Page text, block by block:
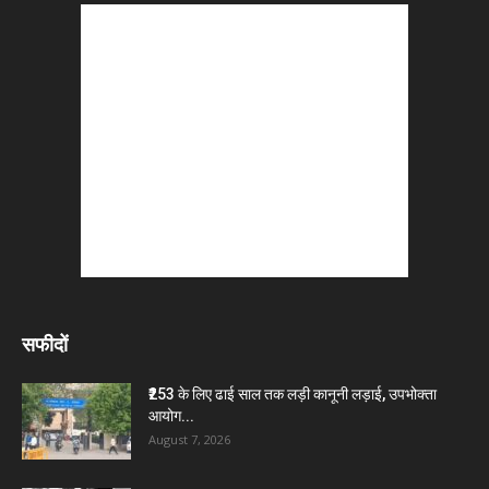
सफीदों
₹253 के लिए ढाई साल तक लड़ी कानूनी लड़ाई, उपभोक्ता
आयोग...
August 7, 2026